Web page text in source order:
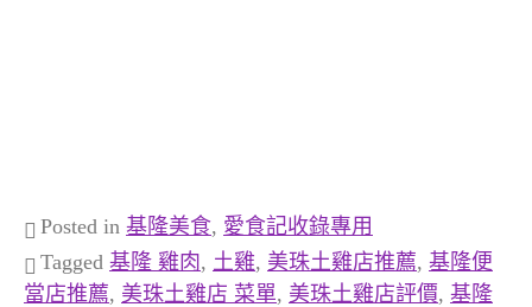
Posted in 基隆美食, 愛食記收錄專用
Tagged 基隆 雞肉, 土雞, 美珠土雞店推薦, 基隆便
當店推薦, 美珠土雞店 菜單, 美珠土雞店評價, 基隆